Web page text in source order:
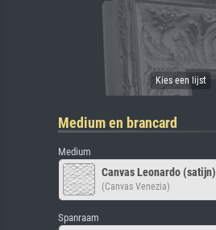
Medium en brancard
Medium
Canvas Leonardo (satijn)
(Canvas Venezia)
Spanraam